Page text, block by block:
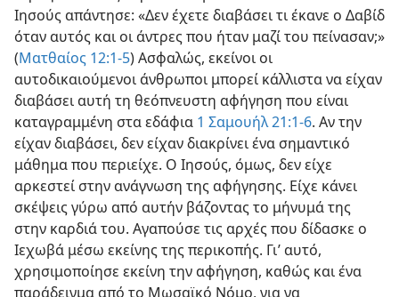
Ιησούς απάντησε: «Δεν έχετε διαβάσει τι έκανε ο Δαβίδ
όταν αυτός και οι άντρες που ήταν μαζί του πείνασαν;»
(Ματθαίος 12:1-5) Ασφαλώς, εκείνοι οι
αυτοδικαιούμενοι άνθρωποι μπορεί κάλλιστα να είχαν
διαβάσει αυτή τη θεόπνευστη αφήγηση που είναι
καταγραμμένη στα εδάφια 1 Σαμουήλ 21:1-6. Αν την
είχαν διαβάσει, δεν είχαν διακρίνει ένα σημαντικό
μάθημα που περιείχε. Ο Ιησούς, όμως, δεν είχε
αρκεστεί στην ανάγνωση της αφήγησης. Είχε κάνει
σκέψεις γύρω από αυτήν βάζοντας το μήνυμά της
στην καρδιά του. Αγαπούσε τις αρχές που δίδασκε ο
Ιεχωβά μέσω εκείνης της περικοπής. Γι’ αυτό,
χρησιμοποίησε εκείνη την αφήγηση, καθώς και ένα
παράδειγμα από το Μωσαϊκό Νόμο, για να